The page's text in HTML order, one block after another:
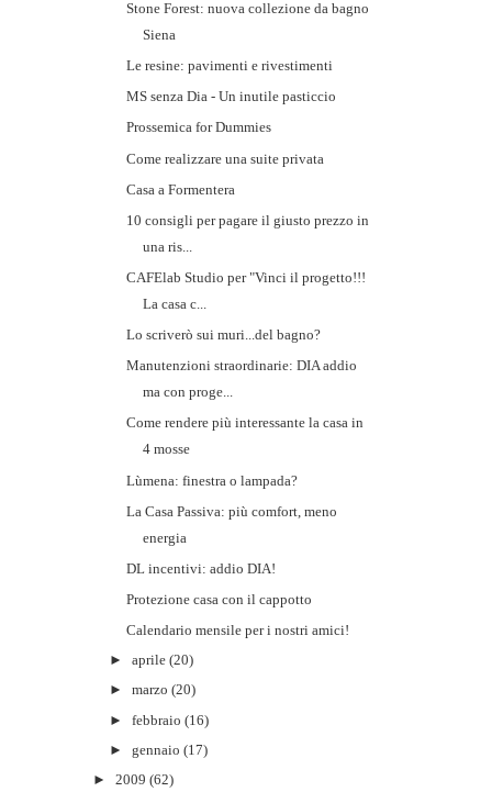
Stone Forest: nuova collezione da bagno
Siena
Le resine: pavimenti e rivestimenti
MS senza Dia - Un inutile pasticcio
Prossemica for Dummies
Come realizzare una suite privata
Casa a Formentera
10 consigli per pagare il giusto prezzo in
una ris...
CAFElab Studio per "Vinci il progetto!!!
La casa c...
Lo scriverò sui muri...del bagno?
Manutenzioni straordinarie: DIA addio
ma con proge...
Come rendere più interessante la casa in
4 mosse
Lùmena: finestra o lampada?
La Casa Passiva: più comfort, meno
energia
DL incentivi: addio DIA!
Protezione casa con il cappotto
Calendario mensile per i nostri amici!
►aprile (20)
►marzo (20)
►febbraio (16)
►gennaio (17)
► 2009 (62)